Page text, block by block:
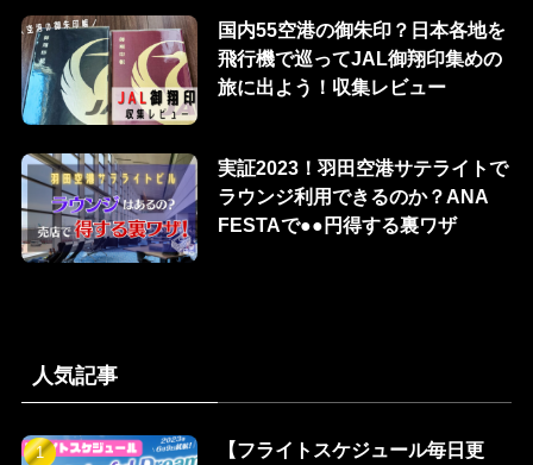
国内55空港の御朱印？日本各地を
飛行機で巡ってJAL御翔印集めの
旅に出よう！収集レビュー
実証2023！羽田空港サテライトで
ラウンジ利用できるのか？ANA
FESTAで●●円得する裏ワザ
人気記事
【フライトスケジュール毎日更